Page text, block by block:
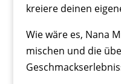
kreiere deinen
Wie wäre es, Nana
mischen und die